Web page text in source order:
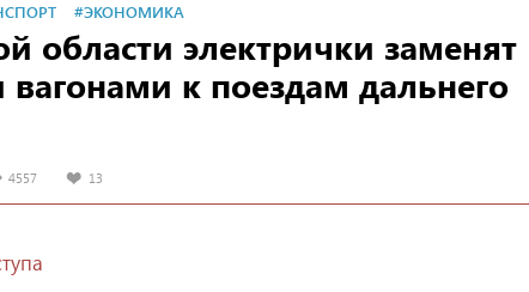
#ЭКОНОМИКА
области электрички заменят
к поездам дальнего
4557 13